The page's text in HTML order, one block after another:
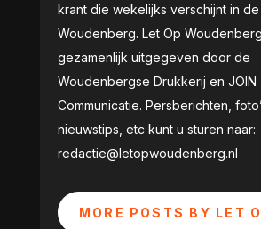
krant die wekelijks verschijnt in
Woudenberg. Let Op
gezamenlijk uitgegeven door de
Woudenbergse Drukkerij en JOIN
Communicatie. Persberichten,
nieuwstips, etc kunt u sturen naar:
redactie@letopwoudenberg.nl
MORE POSTS BY LET